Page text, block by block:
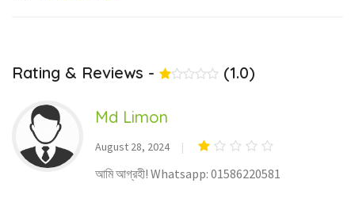
Rating & Reviews - (1.0)
Md Limon
August 28, 2024
আমি আগ্রহী! Whatsapp: 01586220581